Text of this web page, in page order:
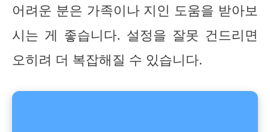
어려운 분은 가족이나 지인 도움을 받아보
시는 게 좋습니다. 설정을 잘못 건드리면
오히려 더 복잡해질 수 있습니다.